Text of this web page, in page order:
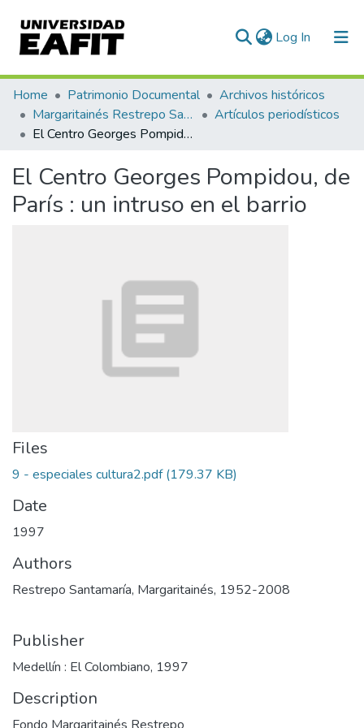
Log In (current)
Communities & Collections
All of DSpace
Home Patrimonio Documental
Archivos históricos
Margaritainés Restrepo Santamaría
Artículos periodísticos
El Centro Georges Pompidou, de París : un intruso en el barrio
El Centro Georges Pompidou, de
París : un intruso en el barrio
Files
9 - especiales cultura2.pdf(179.37 KB)
Date
1997
Authors
Restrepo Santamaría, Margaritainés, 1952-2008
Publisher
Medellín : El Colombiano, 1997
Description